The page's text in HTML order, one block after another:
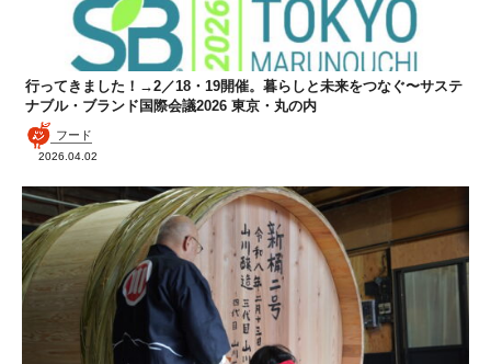
行ってきました！→2／18・19開催。暮らしと未来をつなぐ〜サステ
ナブル・ブランド国際会議2026 東京・丸の内
フード
2026.04.02